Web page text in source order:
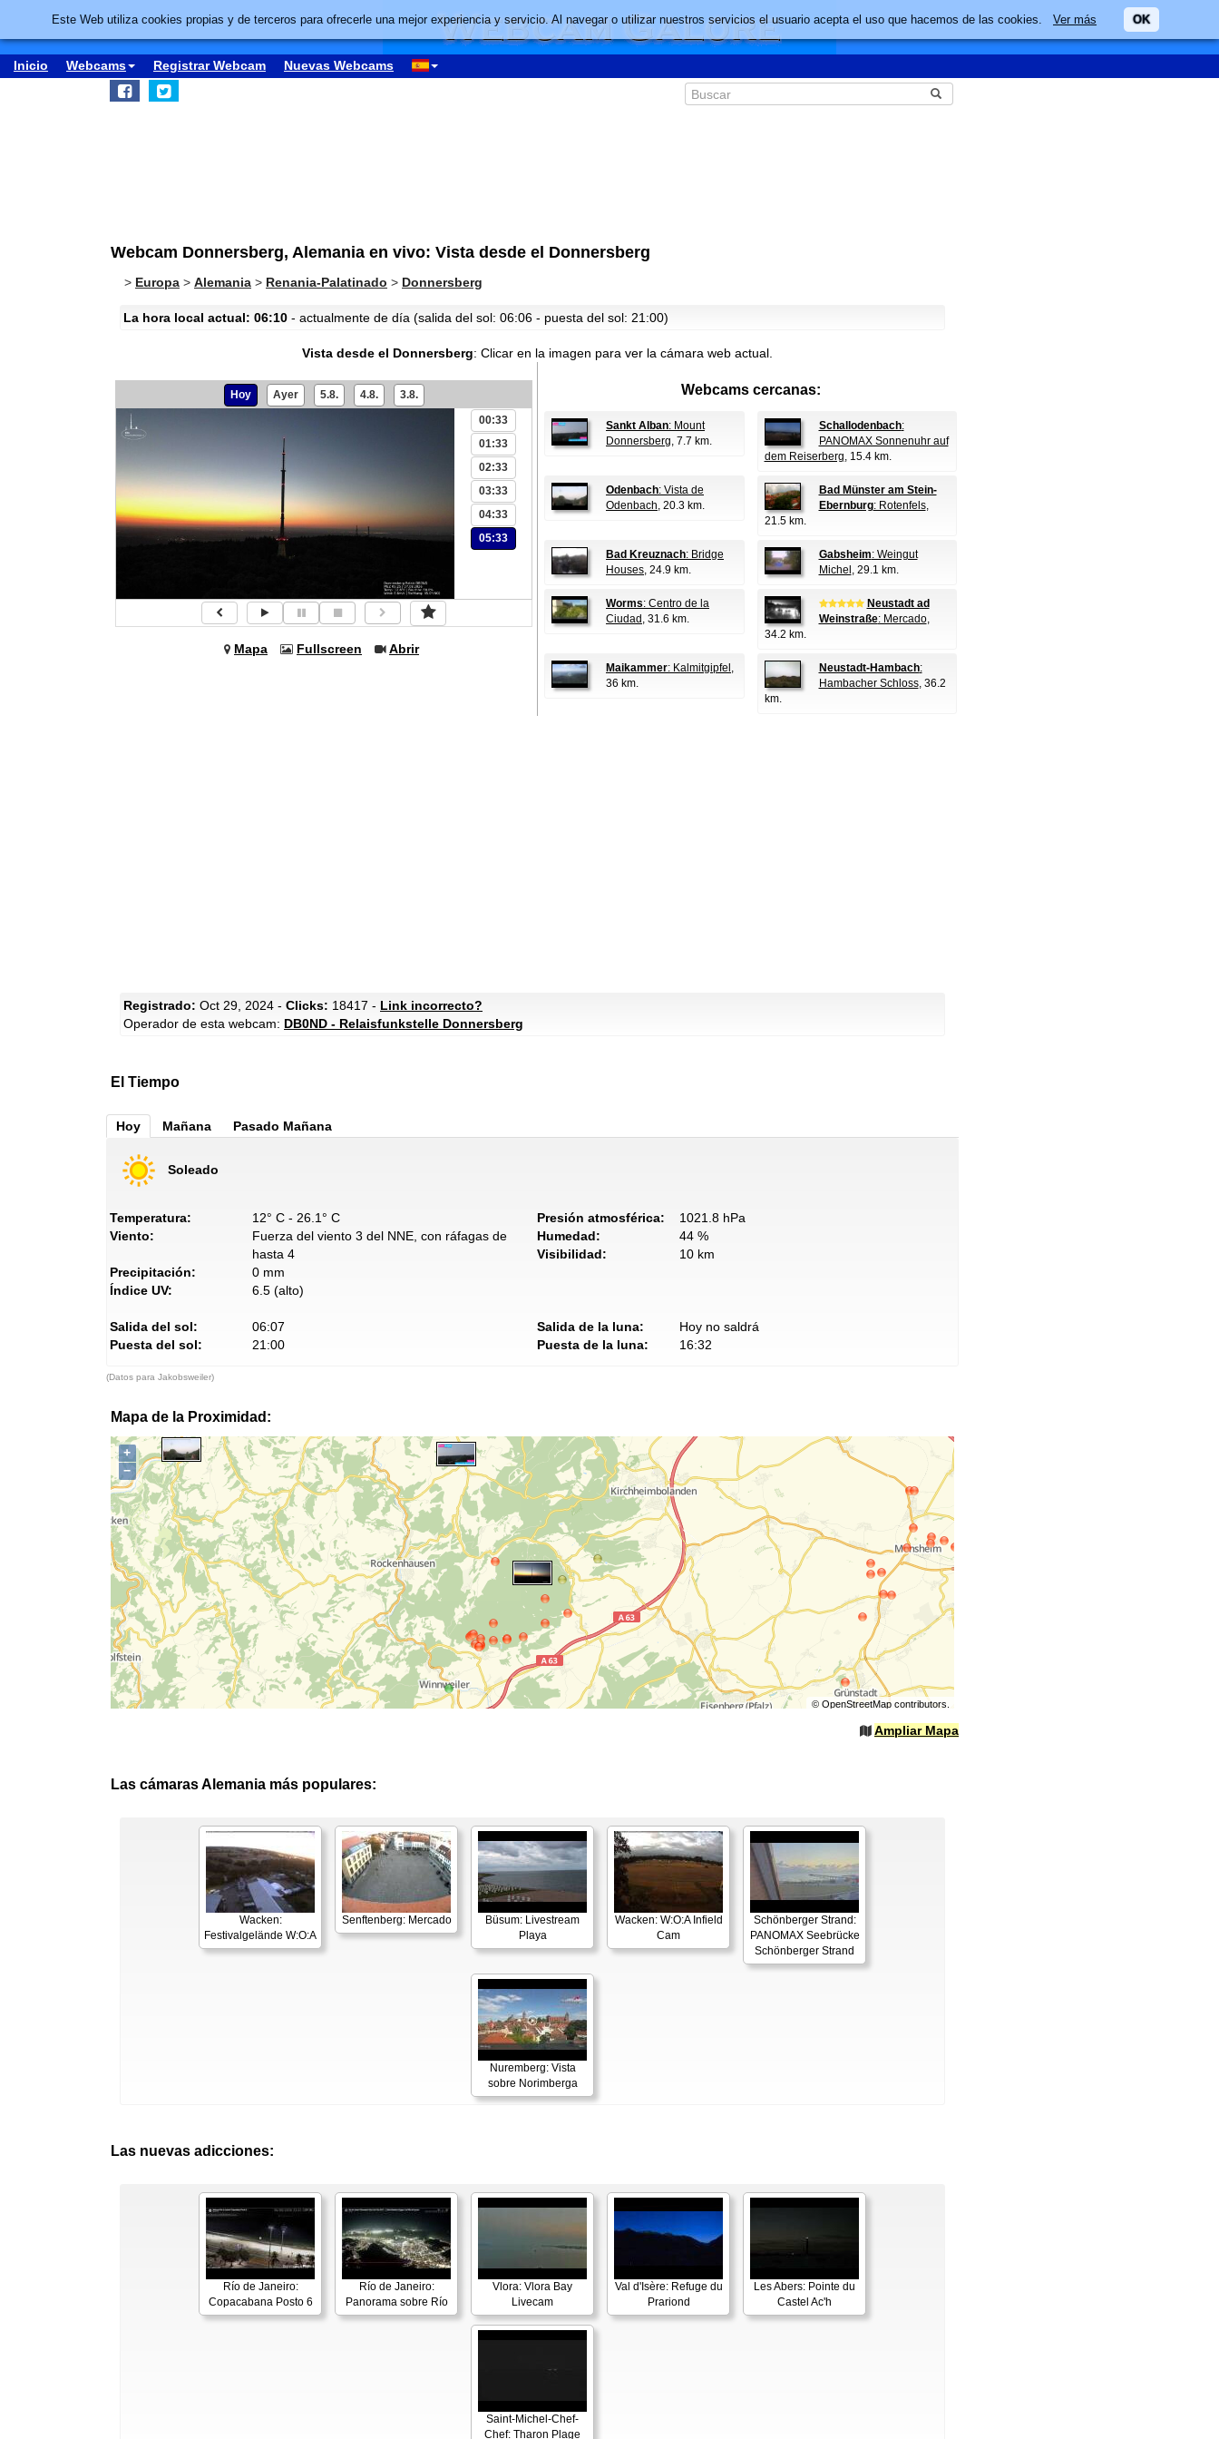
Inicio Webcams Registrar Webcam Nuevas Webcams
Webcam Donnersberg, Alemania en vivo: Vista desde el Donnersberg
> Europa > Alemania > Renania-Palatinado > Donnersberg
La hora local actual: 06:10 - actualmente de día (salida del sol: 06:06 - puesta del sol: 21:00)
Vista desde el Donnersberg: Clicar en la imagen para ver la cámara web actual.
Hoy Ayer 5.8. 4.8. 3.8.
00:33
01:33
02:33
03:33
04:33
05:33
Mapa Fullscreen Abrir
Webcams cercanas:
Sankt Alban: Mount
Donnersberg, 7.7 km.
Schallodenbach:
PANOMAX Sonnenuhr auf
dem Reiserberg, 15.4 km.
Odenbach: Vista de
Odenbach, 20.3 km.
Bad Münster am Stein-
Ebernburg: Rotenfels,
21.5 km.
Bad Kreuznach: Bridge
Houses, 24.9 km.
Gabsheim: Weingut
Michel , 29.1 km.
Worms: Centro de la
Ciudad , 31.6 km.
Neustadt ad
Weinstraße: Mercado,
34.2 km.
Maikammer: Kalmitgipfel ,
36 km.
Neustadt-Hambach:
Hambacher Schloss, 36.2
km.
Registrado: Oct 29, 2024 - Clicks: 18417 - Link incorrecto?
Operador de esta webcam: DB0ND - Relaisfunkstelle Donnersberg
El Tiempo
Hoy Mañana Pasado Mañana
Soleado
Temperatura:
12° C - 26.1° C
Viento:
Fuerza del viento 3 del NNE, con ráfagas de
hasta 4
Precipitación:
0 mm
Índice UV:
6.5 (alto)
Presión atmosférica:
1021.8 hPa
Humedad:
44 %
Visibilidad:
10 km
Salida del sol:
06:07
Puesta del sol:
21:00
Salida de la luna:
Hoy no saldrá
Puesta de la luna:
16:32
(Datos para Jakobsweiler)
Mapa de la Proximidad:
+
−
© OpenStreetMapcontributors.
Ampliar Mapa
Las cámaras Alemania más populares:
Wacken:
Festivalgelände W:O:A
Senftenberg: Mercado
Büsum: Livestream
Playa
Wacken: W:O:A Infield
Cam
Schönberger Strand:
PANOMAX Seebrücke
Schönberger Strand
Nuremberg: Vista
sobre Norimberga
Las nuevas adicciones:
Río de Janeiro:
Copacabana Posto 6
Río de Janeiro:
Panorama sobre Río
Vlora: Vlora Bay
Livecam
Val d'Isère: Refuge du
Prariond
Les Abers: Pointe du
Castel Ac'h
Saint-Michel-Chef-
Chef: Tharon Plage
Este Web utiliza cookies propias y de terceros para ofrecerle una mejor experiencia y servicio. Al navegar o utilizar nuestros servicios el usuario acepta el uso que hacemos de las cookies. Ver más OK